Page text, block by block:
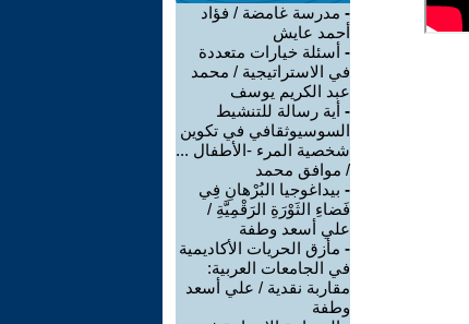
- مدرسة غامضة / فؤاد
أحمد عايش
- أسئلة خيارات متعددة
في الاستراتيجية / محمد
عبد الكريم يوسف
- أية رسالة للتنشيط
السوسيوثقافي في تكوين
شخصية المرء -الأطفال ...
/ موافق محمد
- بيداغوجيا البُرْهانِ فِي
فَضاءِ الثَوْرَةِ الرَقْمِيَّةِ /
علي أسعد وطفة
- مأزق الحريات الأكاديمية
في الجامعات العربية:
مقاربة نقدية / علي أسعد
وطفة